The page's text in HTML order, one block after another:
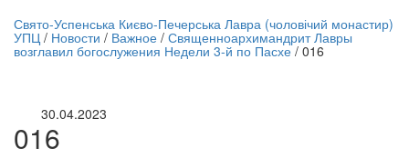
трансляция | 12 сентября
трансляции
Свято-Успенська Києво-Печерська Лавра (чоловічий монастир)
УПЦ / Новости / Важное / Священноархимандрит Лавры
возглавил богослужения Недели 3-й по Пасхе/ 016
30.04.2023
016